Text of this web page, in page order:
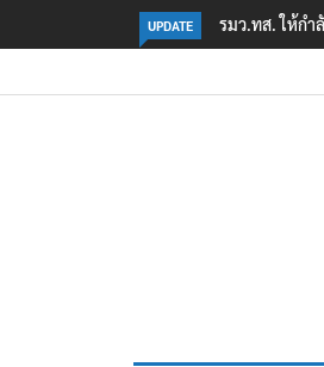
UPDATE ‘ภาคประชาสัง